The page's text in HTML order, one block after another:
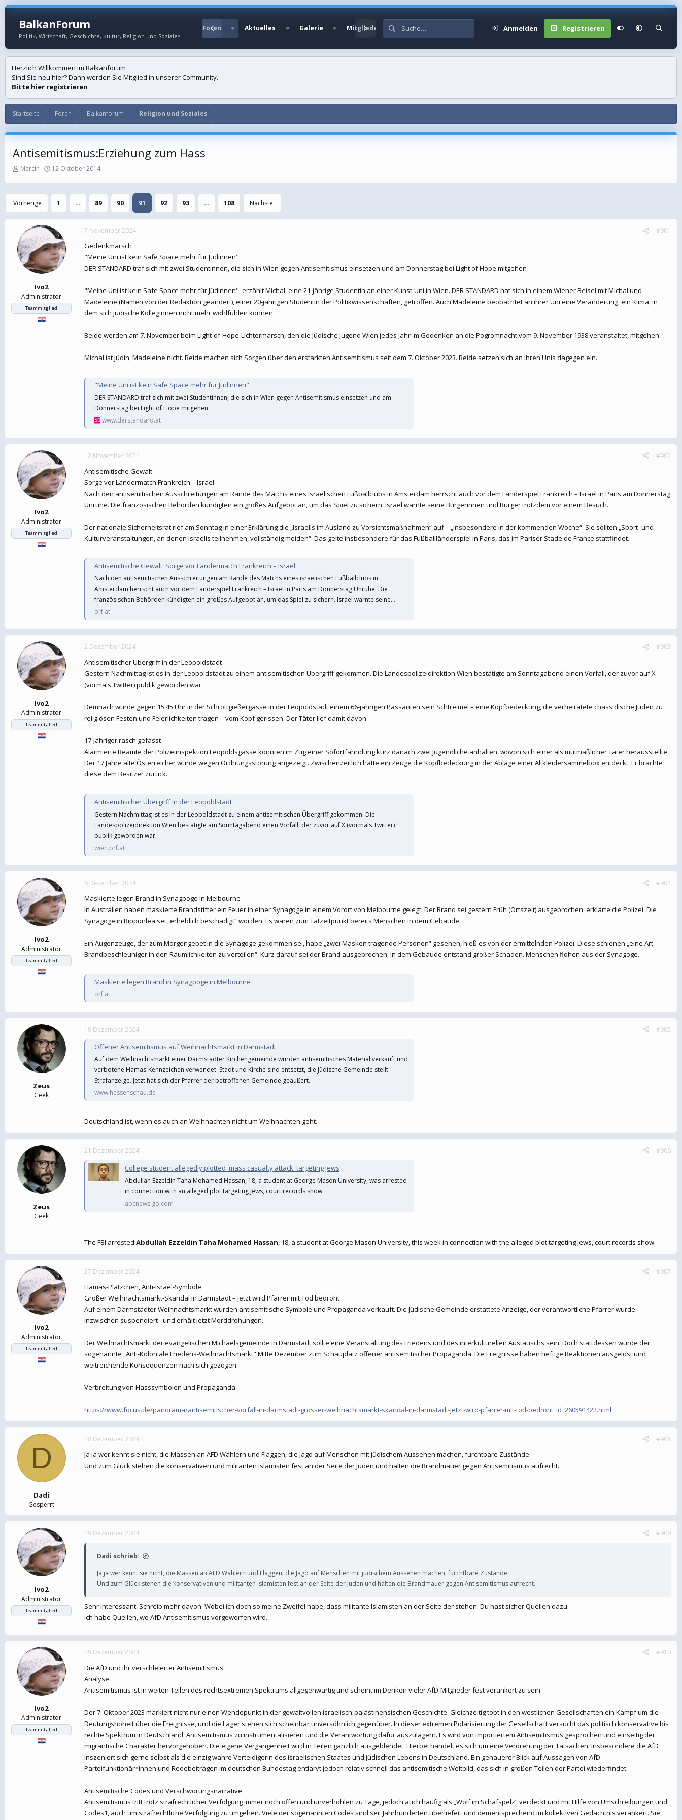
BalkanForum
Politik, Wirtschaft, Geschichte, Kultur, Religion und Soziales
Foren Aktuelles Galerie Mitglieder Anmelden Registrieren
Herzlich Willkommen im Balkanforum
Sind Sie neu hier? Dann werden Sie Mitglied in unserer Community.
Bitte hier registrieren
Startseite Foren Balkanforum Religion und Soziales
Antisemitismus:Erziehung zum Hass
E
s
t
e
l
e
r
Marcin
E
s
t
l
t
a
m
12 Oktober 2014
Vorherige 1 … 89 90 91 92 93 … 108 Nächste
Ivo2
Administrator
Teammitglied
7 November 2024 #901
Gedenkmarsch
"Meine Uni ist kein Safe Space mehr für Jüdinnen"
DER STANDARD traf sich mit zwei Studentinnen, die sich in Wien gegen Antisemitismus einsetzen und am Donnerstag bei Light of Hope mitgehen
"Meine Uni ist kein Safe Space mehr für Jüdinnen", erzählt Michal, eine 21-jährige Studentin an einer Kunst-Uni in Wien. DER STANDARD hat sich in einem Wiener Beisel mit Michal und
Madeleine (Namen von der Redaktion geändert), einer 20-jährigen Studentin der Politikwissenschaften, getroffen. Auch Madeleine beobachtet an ihrer Uni eine Veränderung, ein Klima, in
dem sich jüdische Kolleginnen nicht mehr wohlfühlen können.
Beide werden am 7. November beim Light-of-Hope-Lichtermarsch, den die Jüdische Jugend Wien jedes Jahr im Gedenken an die Pogromnacht vom 9. November 1938 veranstaltet, mitgehen.
Michal ist Jüdin, Madeleine nicht. Beide machen sich Sorgen über den erstarkten Antisemitismus seit dem 7. Oktober 2023. Beide setzen sich an ihren Unis dagegen ein.
"Meine Uni ist kein Safe Space mehr für Jüdinnen"
DER STANDARD traf sich mit zwei Studentinnen, die sich in Wien gegen Antisemitismus einsetzen und am
Donnerstag bei Light of Hope mitgehen
www.derstandard.at
Ivo2
Administrator
Teammitglied
12 November 2024 #902
Antisemitische Gewalt
Sorge vor Ländermatch Frankreich – Israel
Nach den antisemitischen Ausschreitungen am Rande des Matchs eines israelischen Fußballclubs in Amsterdam herrscht auch vor dem Länderspiel Frankreich – Israel in Paris am Donnerstag
Unruhe. Die französischen Behörden kündigten ein großes Aufgebot an, um das Spiel zu sichern. Israel warnte seine Bürgerinnen und Bürger trotzdem vor einem Besuch.
Der nationale Sicherheitsrat rief am Sonntag in einer Erklärung die „Israelis im Ausland zu Vorsichtsmaßnahmen“ auf – „insbesondere in der kommenden Woche“. Sie sollten „Sport- und
Kulturveranstaltungen, an denen Israelis teilnehmen, vollständig meiden“. Das gelte insbesondere für das Fußballländerspiel in Paris, das im Pariser Stade de France stattfindet.
Antisemitische Gewalt: Sorge vor Ländermatch Frankreich – Israel
Nach den antisemitischen Ausschreitungen am Rande des Matchs eines israelischen Fußballclubs in
Amsterdam herrscht auch vor dem Länderspiel Frankreich – Israel in Paris am Donnerstag Unruhe. Die
französischen Behörden kündigten ein großes Aufgebot an, um das Spiel zu sichern. Israel warnte seine...
orf.at
Ivo2
Administrator
Teammitglied
2 Dezember 2024 #903
Antisemitischer Übergriff in der Leopoldstadt
Gestern Nachmittag ist es in der Leopoldstadt zu einem antisemitischen Übergriff gekommen. Die Landespolizeidirektion Wien bestätigte am Sonntagabend einen Vorfall, der zuvor auf X
(vormals Twitter) publik geworden war.
Demnach wurde gegen 15.45 Uhr in der Schrottgießergasse in der Leopoldstadt einem 66-jährigen Passanten sein Schtreimel – eine Kopfbedeckung, die verheiratete chassidische Juden zu
religiösen Festen und Feierlichkeiten tragen – vom Kopf gerissen. Der Täter lief damit davon.
17-Jähriger rasch gefasst
Alarmierte Beamte der Polizeiinspektion Leopoldsgasse konnten im Zug einer Sofortfahndung kurz danach zwei Jugendliche anhalten, wovon sich einer als mutmaßlicher Täter herausstellte.
Der 17 Jahre alte Österreicher wurde wegen Ordnungsstörung angezeigt. Zwischenzeitlich hatte ein Zeuge die Kopfbedeckung in der Ablage einer Altkleidersammelbox entdeckt. Er brachte
diese dem Besitzer zurück.
Antisemitischer Übergriff in der Leopoldstadt
Gestern Nachmittag ist es in der Leopoldstadt zu einem antisemitischen Übergriff gekommen. Die
Landespolizeidirektion Wien bestätigte am Sonntagabend einen Vorfall, der zuvor auf X (vormals Twitter)
publik geworden war.
wien.orf.at
Ivo2
Administrator
Teammitglied
6 Dezember 2024 #904
Maskierte legen Brand in Synagpoge in Melbourne
In Australien haben maskierte Brandstifter ein Feuer in einer Synagoge in einem Vorort von Melbourne gelegt. Der Brand sei gestern Früh (Ortszeit) ausgebrochen, erklärte die Polizei. Die
Synagoge in Ripponlea sei „erheblich beschädigt“ worden. Es waren zum Tatzeitpunkt bereits Menschen in dem Gebäude.
Ein Augenzeuge, der zum Morgengebet in die Synagoge gekommen sei, habe „zwei Masken tragende Personen“ gesehen, hieß es von der ermittelnden Polizei. Diese schienen „eine Art
Brandbeschleuniger in den Räumlichkeiten zu verteilen“. Kurz darauf sei der Brand ausgebrochen. In dem Gebäude entstand großer Schaden. Menschen flohen aus der Synagoge.
Maskierte legen Brand in Synagpoge in Melbourne
orf.at
Zeus
Geek
19 Dezember 2024 #905
Offener Antisemitismus auf Weihnachtsmarkt in Darmstadt
Auf dem Weihnachtsmarkt einer Darmstädter Kirchengemeinde wurden antisemitisches Material verkauft und
verbotene Hamas-Kennzeichen verwendet. Stadt und Kirche sind entsetzt, die Jüdische Gemeinde stellt
Strafanzeige. Jetzt hat sich der Pfarrer der betroffenen Gemeinde geäußert.
www.hessenschau.de
Deutschland ist, wenn es auch an Weihnachten nicht um Weihnachten geht.
Zeus
Geek
21 Dezember 2024 #906
College student allegedly plotted 'mass casualty attack' targeting Jews
Abdullah Ezzeldin Taha Mohamed Hassan, 18, a student at George Mason University, was arrested
in connection with an alleged plot targeting Jews, court records show.
abcnews.go.com
The FBI arrested Abdullah Ezzeldin Taha Mohamed Hassan , 18, a student at George Mason University, this week in connection with the alleged plot targeting Jews, court records show.
Ivo2
Administrator
Teammitglied
27 Dezember 2024 #907
Hamas-Plätzchen, Anti-Israel-Symbole
Großer Weihnachtsmarkt-Skandal in Darmstadt – jetzt wird Pfarrer mit Tod bedroht
Auf einem Darmstädter Weihnachtsmarkt wurden antisemitische Symbole und Propaganda verkauft. Die Jüdische Gemeinde erstattete Anzeige, der verantwortliche Pfarrer wurde
inzwischen suspendiert - und erhält jetzt Morddrohungen.
Der Weihnachtsmarkt der evangelischen Michaelsgemeinde in Darmstadt sollte eine Veranstaltung des Friedens und des interkulturellen Austauschs sein. Doch stattdessen wurde der
sogenannte „Anti-Koloniale Friedens-Weihnachtsmarkt" Mitte Dezember zum Schauplatz offener antisemitischer Propaganda. Die Ereignisse haben heftige Reaktionen ausgelöst und
weitreichende Konsequenzen nach sich gezogen.
Verbreitung von Hasssymbolen und Propaganda
https://www.focus.de/panorama/antisemitischer-vorfall-in-darmstadt-grosser-weihnachtsmarkt-skandal-in-darmstadt-jetzt-wird-pfarrer-mit-tod-bedroht_id_260591422.html
D
Dadi
Gesperrt
28 Dezember 2024 #908
Ja ja wer kennt sie nicht, die Massen an AFD Wählern und Flaggen, die Jagd auf Menschen mit jüdischem Aussehen machen, furchtbare Zustände.
Und zum Glück stehen die konservativen und militanten Islamisten fest an der Seite der Juden und halten die Brandmauer gegen Antisemitismus aufrecht.
Ivo2
Administrator
Teammitglied
29 Dezember 2024 #909
Dadi schrieb:
Ja ja wer kennt sie nicht, die Massen an AFD Wählern und Flaggen, die Jagd auf Menschen mit jüdischem Aussehen machen, furchtbare Zustände.
Und zum Glück stehen die konservativen und militanten Islamisten fest an der Seite der Juden und halten die Brandmauer gegen Antisemitismus aufrecht.
Sehr interessant. Schreib mehr davon. Wobei ich doch so meine Zweifel habe, dass militante Islamisten an der Seite der stehen. Du hast sicher Quellen dazu.
Ich habe Quellen, wo AfD Antisemitismus vorgeworfen wird.
Ivo2
Administrator
Teammitglied
29 Dezember 2024 #910
Die AfD und ihr verschleierter Antisemitismus
Analyse
Antisemitismus ist in weiten Teilen des rechtsextremen Spektrums allgegenwärtig und scheint im Denken vieler AfD-Mitglieder fest verankert zu sein.
Der 7. Oktober 2023 markiert nicht nur einen Wendepunkt in der gewaltvollen israelisch-palästinensischen Geschichte. Gleichzeitig tobt in den westlichen Gesellschaften ein Kampf um die
Deutungshoheit über die Ereignisse, und die Lager stehen sich scheinbar unversöhnlich gegenüber. In dieser extremen Polarisierung der Gesellschaft versucht das politisch konservative bis
rechte Spektrum in Deutschland, Antisemitismus zu instrumentalisieren und die Verantwortung dafür auszulagern. Es wird von importiertem Antisemitismus gesprochen und einseitig der
migrantische Charakter hervorgehoben. Die eigene Vergangenheit wird in Teilen gänzlich ausgeblendet. Hierbei handelt es sich um eine Verdrehung der Tatsachen. Insbesondere die AfD
inszeniert sich gerne selbst als die einzig wahre Verteidigerin des israelischen Staates und jüdischen Lebens in Deutschland. Ein genauerer Blick auf Aussagen von AfD-
Parteifunktionär*innen und Redebeiträgen im deutschen Bundestag entlarvt jedoch relativ schnell das antisemitische Weltbild, das sich in großen Teilen der Partei wiederfindet.
Antisemitische Codes und Verschwörungsnarrative
Antisemitismus tritt trotz strafrechtlicher Verfolgung immer noch offen und unverhohlen zu Tage, jedoch auch häufig als „Wolf im Schafspelz“ verdeckt und mit Hilfe von Umschreibungen und
Codes1, auch um strafrechtliche Verfolgung zu umgehen. Viele der sogenannten Codes sind seit Jahrhunderten überliefert und dementsprechend im kollektiven Gedächtnis verankert. Sie